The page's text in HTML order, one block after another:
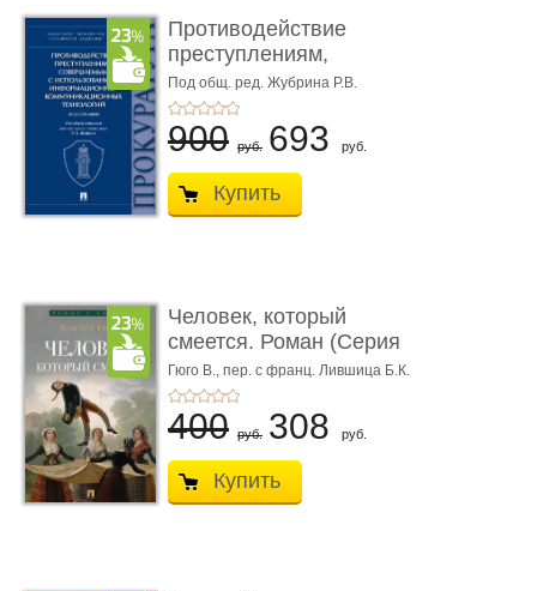
Противодействие
преступлениям,
совершаемым с ...
Под общ. ред. Жубрина Р.В.
900 руб. 693 руб.
Купить
Человек, который
смеется. Роман (Серия
«Роман с ...
Гюго В., пер. с франц. Лившица Б.К.
400 руб. 308 руб.
Купить